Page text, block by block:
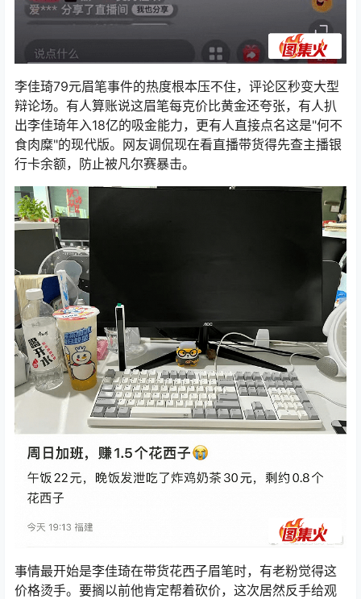
李佳琦79元眉笔事件的热度根本压不住，评论区秒变大型
辩论场。有人算账说这眉笔每克价比黄金还夸张，有人扒
出李佳琦年入18亿的吸金能力，更有人直接点名这是"何不
食肉糜"的现代版。网友调侃现在看直播带货得先查主播银
行卡余额，防止被凡尔赛暴击。
事情最开始是李佳琦在带货花西子眉笔时，有老粉觉得这
价格烫手。要搁以前他肯定帮着砍价，这次居然反手给观